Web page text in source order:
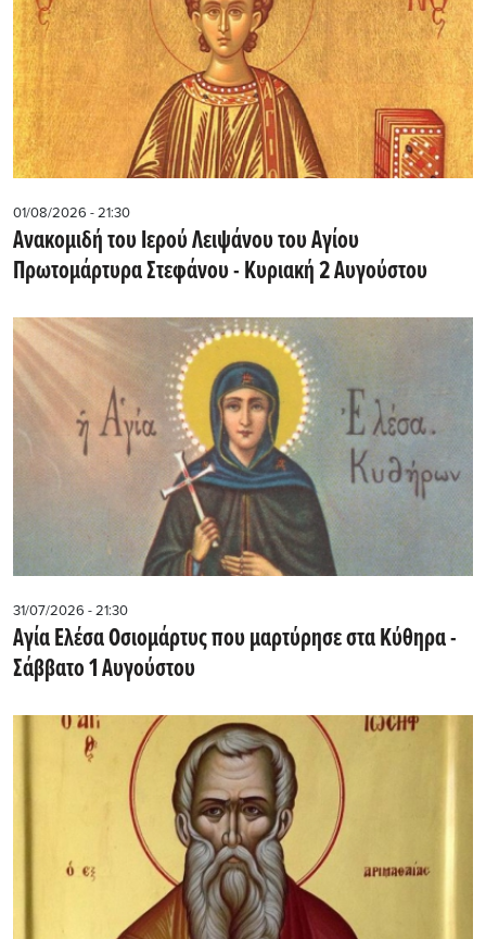
01/08/2026 - 21:30
Ανακομιδή του Ιερού Λειψάνου του Αγίου
Πρωτομάρτυρα Στεφάνου - Κυριακή 2 Αυγούστου
31/07/2026 - 21:30
Αγία Ελέσα Οσιομάρτυς που μαρτύρησε στα Κύθηρα -
Σάββατο 1 Αυγούστου